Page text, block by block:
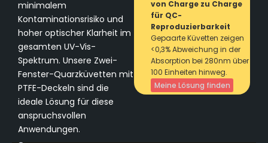
minimalem
Kontaminationsrisiko und
hoher optischer Klarheit im
gesamten UV-Vis-
Spektrum. Unsere Zwei-
Fenster-Quarzküvetten mit
PTFE-Deckeln sind die
ideale Lösung für diese
anspruchsvollen
Anwendungen.
von Charge zu Charge
für QC-
Reproduzierbarkeit
Gepaarte Küvetten zeigen
<0,3% Abweichung in der
Absorption bei 280nm über
100 Einheiten hinweg.
Meine Lösung finden